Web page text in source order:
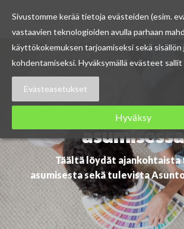
Skip
Ajankohtaista
asumisessa
Täältä löydät
asumisesta sekä tulevista
Sivustomme kerää tietoja evästeiden (esim.
vastaavien teknologioiden avulla parhaan
käyttökokemuksen tarjoamiseksi sekä sisällön
kohdentamiseksi. Hyväksymällä evästeet
Evästeasetukset
Hyväksy